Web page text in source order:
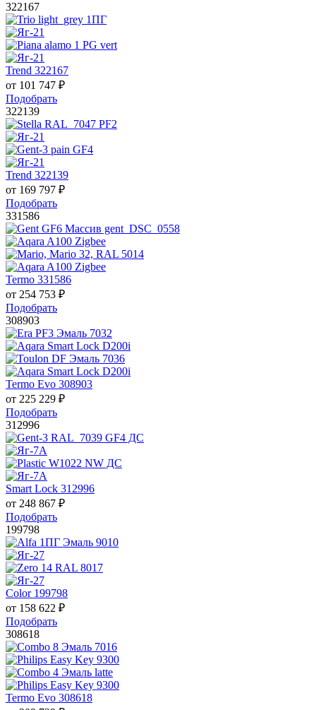
322167
Trend 322167
от 101 747 ₽
Подобрать
322139
Trend 322139
от 169 797 ₽
Подобрать
331586
Termo 331586
от 254 753 ₽
Подобрать
308903
Termo Evo 308903
от 225 229 ₽
Подобрать
312996
Smart Lock 312996
от 248 867 ₽
Подобрать
199798
Color 199798
от 158 622 ₽
Подобрать
308618
Termo Evo 308618